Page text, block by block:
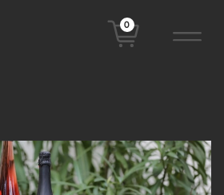
0